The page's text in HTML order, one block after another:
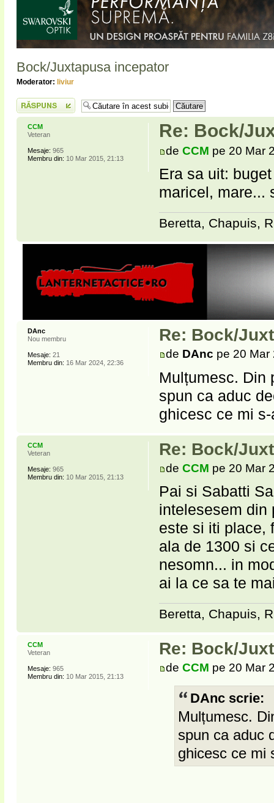
Bock/Juxtapusa incepator
Moderator: liviur
Scrie un răspuns
Re: Bock/
deCCM pe 20 Mar
Era sa uit:
maricel, mare...
Beretta, Chapuis,
CCM
Veteran
Mesaje: 965
Membru din: 10 Mar 2015, 21:13
Re: Bock/
de DAnc pe 20 Mar
Mulțumesc. Din
spun ca aduc
ghicesc ce mi
DAnc
Nou membru
Mesaje: 21
Membru din: 16 Mar 2024, 22:36
Re: Bock/
deCCM pe 20 Mar
Pai si Sabatti
intelesesem din
este si iti place,
ala de 1300 si
nesomn... in
ai la ce sa te
Beretta, Chapuis,
CCM
Veteran
Mesaje: 965
Membru din: 10 Mar 2015, 21:13
Re: Bock/
deCCM pe 20 Mar
DAnc scrie:
Mulțumesc.
spun ca aduc
ghicesc ce mi
CCM
Veteran
Mesaje: 965
Membru din: 10 Mar 2015, 21:13